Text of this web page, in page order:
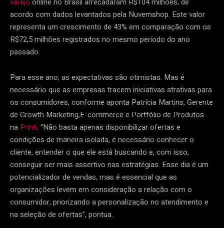
acordo com dados levantados pela Nuvemshop. Este valor
representa um crescimento de 43% em comparação com os
R$72,5 milhões registrados no mesmo período do ano
passado.
Para esse ano, as expectativas são otimistas. Mas é
necessário que as empresas tracem iniciativas atrativas para
os consumidores, conforme aponta Patrícia Martins, Gerente
de Growth Marketing,E-commerce e Portfólio de Produtos
na Printi. “Não basta apenas disponibilizar ofertas e
condições de maneira isolada, é necessário conhecer o
cliente, entender o que ele está buscando e, com isso,
conseguir ser mais assertivo nas estratégias. Esse dia é um
potencializador de vendas, mas é essencial que as
organizações levem em consideração a relação com o
consumidor, priorizando a personalização no atendimento e
na seleção de ofertas”, pontua.